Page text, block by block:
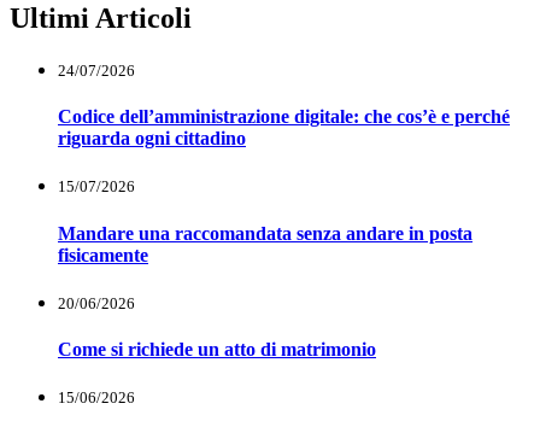
Ultimi Articoli
24/07/2026
Codice dell’amministrazione digitale: che cos’è e perché
riguarda ogni cittadino
15/07/2026
Mandare una raccomandata senza andare in posta
fisicamente
20/06/2026
Come si richiede un atto di matrimonio
15/06/2026